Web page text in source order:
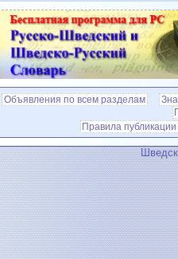
Объявления по всем разделам
Правила публикации